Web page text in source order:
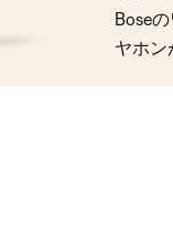
Bose
ヤホン